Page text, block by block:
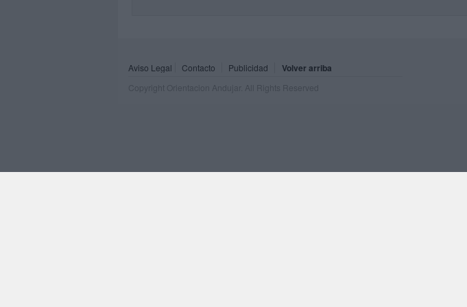
Aviso Legal Contacto Publicidad Volver arriba